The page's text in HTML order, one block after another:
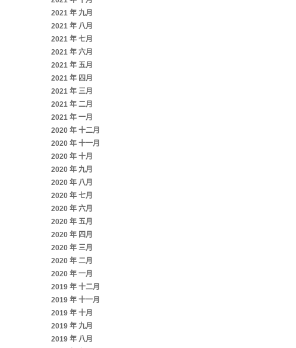
2021 年 九月
2021 年 八月
2021 年 七月
2021 年 六月
2021 年 五月
2021 年 四月
2021 年 三月
2021 年 二月
2021 年 一月
2020 年 十二月
2020 年 十一月
2020 年 十月
2020 年 九月
2020 年 八月
2020 年 七月
2020 年 六月
2020 年 五月
2020 年 四月
2020 年 三月
2020 年 二月
2020 年 一月
2019 年 十二月
2019 年 十一月
2019 年 十月
2019 年 九月
2019 年 八月